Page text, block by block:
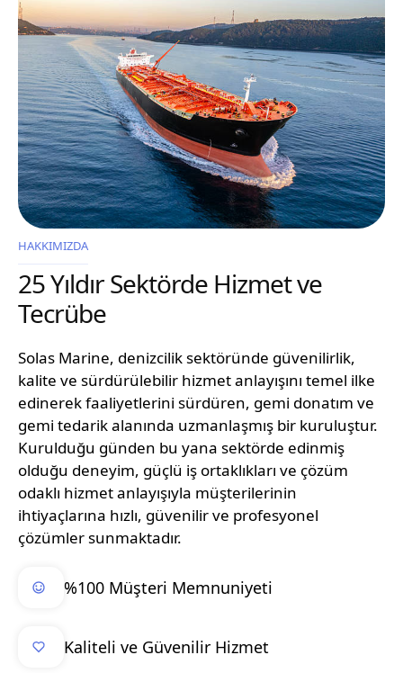
HAKKIMIZDA
25 Yıldır Sektörde Hizmet ve
Tecrübe
Solas Marine, denizcilik sektöründe güvenilirlik,
kalite ve sürdürülebilir hizmet anlayışını temel ilke
edinerek faaliyetlerini sürdüren, gemi donatım ve
gemi tedarik alanında uzmanlaşmış bir kuruluştur.
Kurulduğu günden bu yana sektörde edinmiş
olduğu deneyim, güçlü iş ortaklıkları ve çözüm
odaklı hizmet anlayışıyla müşterilerinin
ihtiyaçlarına hızlı, güvenilir ve profesyonel
çözümler sunmaktadır.
%100 Müşteri Memnuniyeti
Kaliteli ve Güvenilir Hizmet